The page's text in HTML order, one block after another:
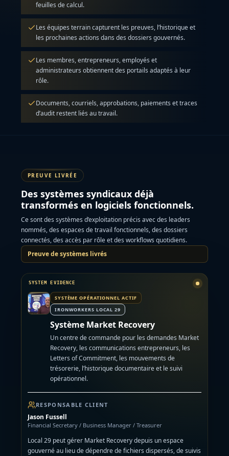
feuilles de calcul.
Les équipes terrain capturent les preuves, l’historique et
les prochaines actions dans des dossiers gouvernés.
Les membres, entrepreneurs, employés et
administrateurs obtiennent des portails adaptés à leur
rôle.
Documents, courriels, approbations, paiements et traces
d’audit restent liés au travail.
PREUVE LIVRÉE
Des systèmes syndicaux déjà
transformés en logiciels fonctionnels.
Ce sont des systèmes d’exploitation précis avec des leaders
nommés, des espaces de travail fonctionnels, des dossiers
connectés, des accès par rôle et des workflows quotidiens.
Preuve de systèmes livrés
SYSTÈME OPÉRATIONNEL ACTIF
IRONWORKERS LOCAL 29
Système Market Recovery
Un centre de commande pour les demandes Market
Recovery, les communications entrepreneurs, les
Letters of Commitment, les mouvements de
trésorerie, l’historique documentaire et le suivi
opérationnel.
RESPONSABLE CLIENT
Jason Fussell
Financial Secretary / Business Manager / Treasurer
Local 29 peut gérer Market Recovery depuis un espace
gouverné au lieu de dépendre de fichiers dispersés, de suivis